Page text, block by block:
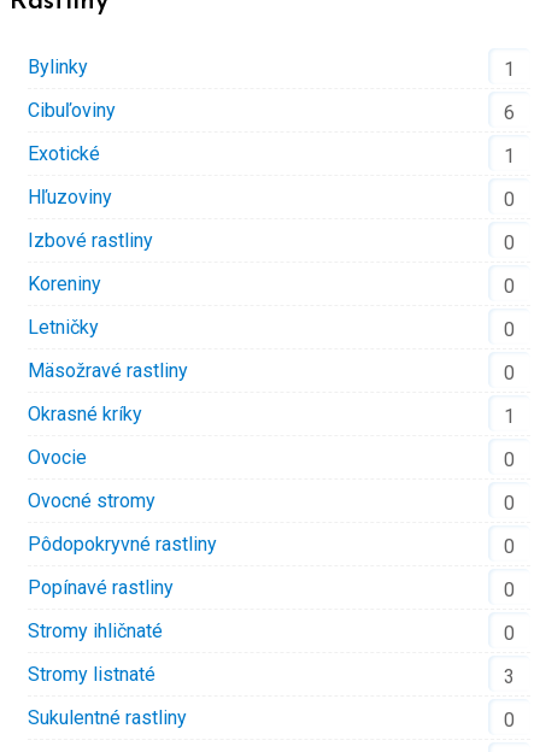
Bylinky
1
Cibuľoviny
6
Exotické
1
Hľuzoviny
0
Izbové rastliny
0
Koreniny
0
Letničky
0
Mäsožravé rastliny
0
Okrasné kríky
1
Ovocie
0
Ovocné stromy
0
Pôdopokryvné rastliny
0
Popínavé rastliny
0
Stromy ihličnaté
0
Stromy listnaté
3
Sukulentné rastliny
0